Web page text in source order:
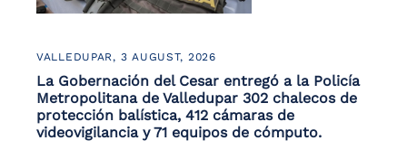
VALLEDUPAR, 3 AUGUST, 2026
La Gobernación del Cesar entregó a la Policía
Metropolitana de Valledupar 302 chalecos de
protección balística, 412 cámaras de
videovigilancia y 71 equipos de cómputo.